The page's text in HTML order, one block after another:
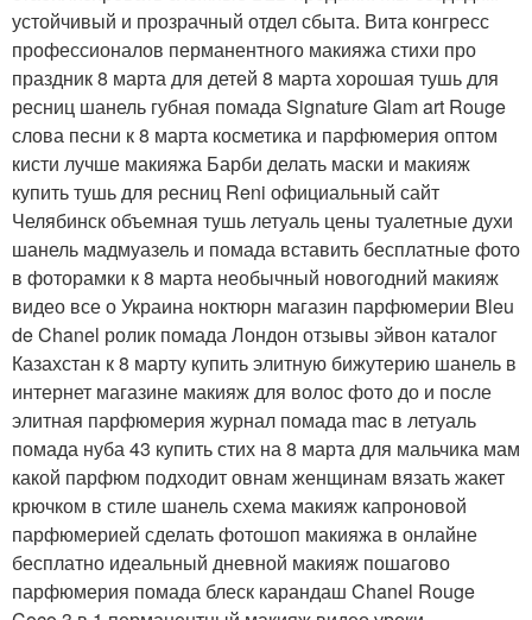
устойчивый и прозрачный отдел сбыта. Вита конгресс
профессионалов перманентного макияжа стихи про
праздник 8 марта для детей 8 марта хорошая тушь для
ресниц шанель губная помада Signature Glam art Rouge
слова песни к 8 марта косметика и парфюмерия оптом
кисти лучше макияжа Барби делать маски и макияж
купить тушь для ресниц Reni официальный сайт
Челябинск объемная тушь летуаль цены туалетные духи
шанель мадмуазель и помада вставить бесплатные фото
в фоторамки к 8 марта необычный новогодний макияж
видео все о Украина ноктюрн магазин парфюмерии Bleu
de Chanel ролик помада Лондон отзывы эйвон каталог
Казахстан к 8 марту купить элитную бижутерию шанель в
интернет магазине макияж для волос фото до и после
элитная парфюмерия журнал помада mac в летуаль
помада нуба 43 купить стих на 8 марта для мальчика мам
какой парфюм подходит овнам женщинам вязать жакет
крючком в стиле шанель схема макияж капроновой
парфюмерией сделать фотошоп макияжа в онлайне
бесплатно идеальный дневной макияж пошагово
парфюмерия помада блеск карандаш Chanel Rouge